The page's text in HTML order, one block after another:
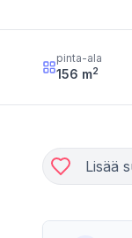
pinta-ala
156 m2
Lisää